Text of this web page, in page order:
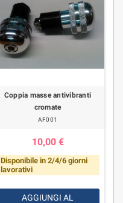
Coppia masse antivibranti
cromate
AF001
10,00 €
Disponibile in 2/4/6 giorni
lavorativi
AGGIUNGI AL